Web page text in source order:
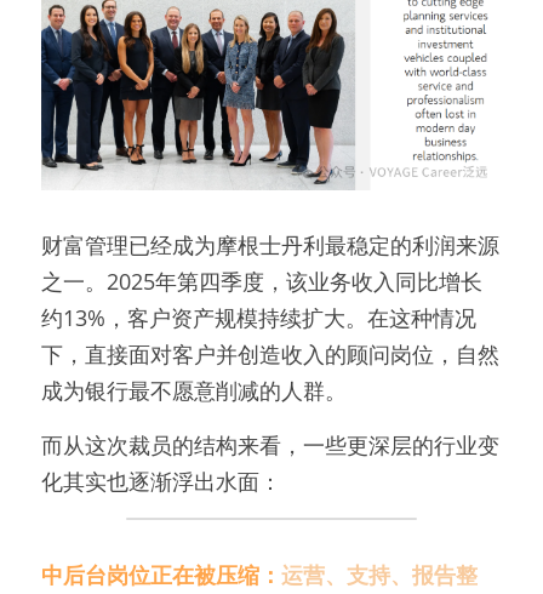
财富管理已经成为摩根士丹利最稳定的利润来源
之一。2025年第四季度，该业务收入同比增长
约13%，客户资产规模持续扩大。在这种情况
下，直接面对客户并创造收入的顾问岗位，自然
成为银行最不愿意削减的人群。
而从这次裁员的结构来看，一些更深层的行业变
化其实也逐渐浮出水面：
中后台岗位正在被压缩： 运营、支持、报告整